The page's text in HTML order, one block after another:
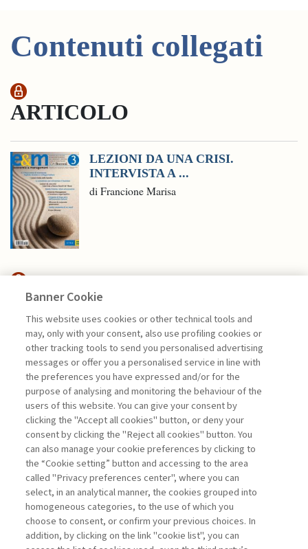
Contenuti collegati
ARTICOLO
LEZIONI DA UNA CRISI.
INTERVISTA A ...
di Francione Marisa
FINANCE
L’EDUCAZIONE FINANZIARIA:
QUALE PROGETTO ...
di Andrea Beltratti, Alessia Bezzecchi
La consultazione dei libri è riservata esclusivamente
agli abbonati Premium
Legenda: Accedi Per registrati Per abbonati
Banner Cookie
This website uses cookies or other technical tools and
may, only with your consent, also use profiling cookies or
other tracking tools to send you personalised advertising
messages or offer you a personalised service in line with
the preferences you have expressed and/or for the
purpose of analysing and monitoring the behaviour of the
users of this website. You can give your consent by
clicking the "Accept all cookies" button, or deny your
consent by clicking the "Reject all cookies" button. You
can also manage your cookie preferences by clicking to
the “Cookie setting” button and accessing to the area
called "Privacy preferences center", where you can
select, in an analytical manner, the cookies grouped into
homogeneous categories, to the use of which you
choose to consent, or confirm your previous choices. In
addition, by clicking on the link "cookie list", you can